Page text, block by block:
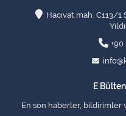
Hacıvat mah. C113/1
+90
E
En son haberler, bildirimler